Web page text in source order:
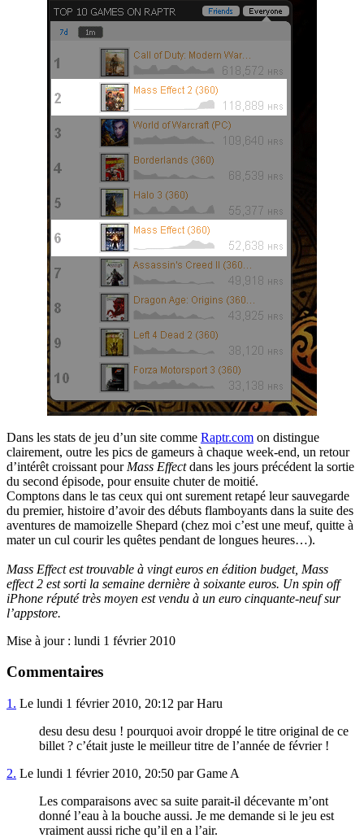
Dans les stats de jeu d’un site comme Raptr.com on distingue
clairement, outre les pics de gameurs à chaque week-end, un retour
d’intérêt croissant pour Mass Effectdans les jours précédent la sortie
du second épisode, pour ensuite chuter de moitié.
Comptons dans le tas ceux qui ont surement retapé leur sauvegarde
du premier, histoire d’avoir des débuts flamboyants dans la suite des
aventures de mamoizelle Shepard (chez moi c’est une meuf, quitte à
mater un cul courir les quêtes pendant de longues heures…).
Mass Effect est trouvable à vingt euros en édition budget, Mass
effect 2 est sorti la semaine dernière à soixante euros. Un spin off
iPhone réputé très moyen est vendu à un euro cinquante-neuf sur
l’appstore.
Mise à jour : lundi 1 février 2010
Commentaires
1. Le lundi 1 février 2010, 20:12 par Haru
desu desu desu ! pourquoi avoir droppé le titre original de ce
billet ? c’était juste le meilleur titre de l’année de février !
2. Le lundi 1 février 2010, 20:50 par Game A
Les comparaisons avec sa suite parait-il décevante m’ont
donné l’eau à la bouche aussi. Je me demande si le jeu est
vraiment aussi riche qu’il en a l’air.